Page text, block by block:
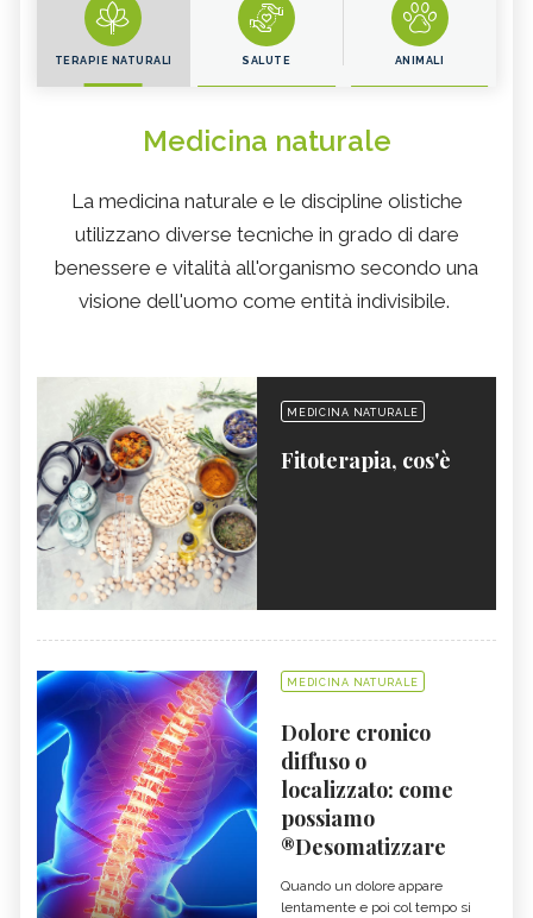
TERAPIE NATURALI SALUTE ANIMALI
Medicina naturale
La medicina naturale e le discipline olistiche
utilizzano diverse tecniche in grado di dare
benessere e vitalità all'organismo secondo una
visione dell'uomo come entità indivisibile.
MEDICINA NATURALE
Fitoterapia, cos'è
MEDICINA NATURALE
Dolore cronico
diffuso o
localizzato: come
possiamo
®Desomatizzare
Quando un dolore appare
lentamente e poi col tempo si